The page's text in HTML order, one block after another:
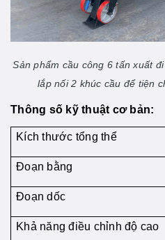
Sản phẩm cầu công 6 tấn xuất
lắp nối 2 khúc cầu để tiện
Thông số kỹ thuật cơ bản:
Kích thước tổng thể
Đoạn bằng
Đoạn dốc
Khả năng điều chỉnh độ cao